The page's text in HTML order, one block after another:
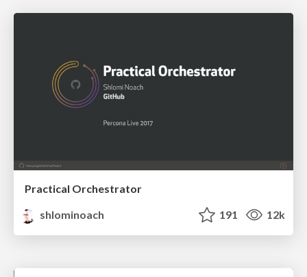
Practical Orchestrator
shlominoach
191 12k